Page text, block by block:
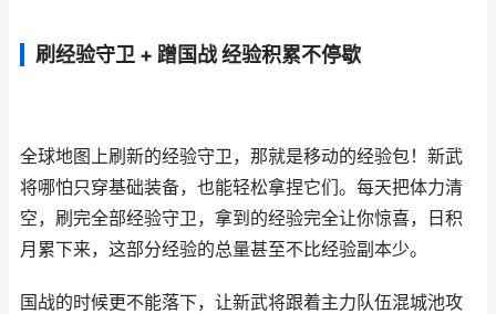
刷经验守卫 + 蹭国战 经验积累不停歇
全球地图上刷新的经验守卫，那就是移动的经验包！新武
将哪怕只穿基础装备，也能轻松拿捏它们。每天把体力清
空，刷完全部经验守卫，拿到的经验完全让你惊喜，日积
月累下来，这部分经验的总量甚至不比经验副本少。
国战的时候更不能落下，让新武将跟着主力队伍混城池攻